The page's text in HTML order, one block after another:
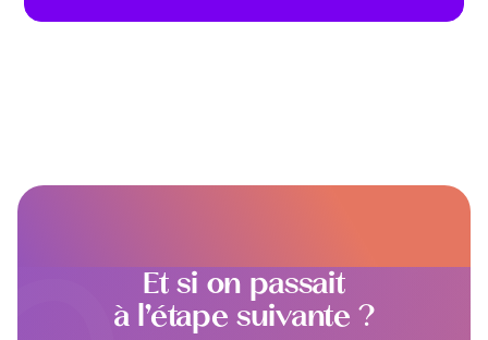
Et si on passait
à l’étape suivante ?